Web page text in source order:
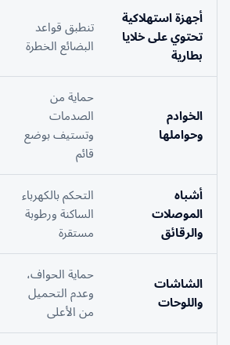
أجهزة استهلاكية
تحتوي على خلايا
بطارية
تنطبق قواعد
البضائع الخطرة
الخوادم
وحواملها
حماية من
الصدمات
وتستيف بوضع
قائم
أشباه
الموصلات
والرقائق
التحكم بالكهرباء
الساكنة ورطوبة
مستقرة
الشاشات
واللوحات
حماية الحواف،
وعدم التحميل
من الأعلى